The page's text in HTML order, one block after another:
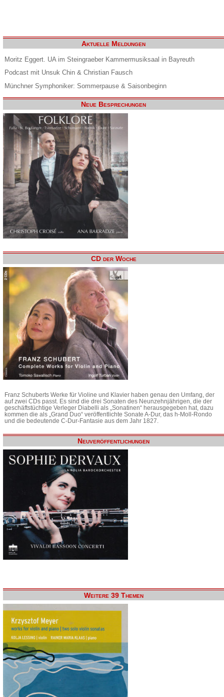
Aktuelle Meldungen
Moritz Eggert. UA im Steingraeber Kammermusiksaal in Bayreuth
Podcast mit Unsuk Chin & Christian Fausch
Münchner Symphoniker: Sommerpause & Saisonbeginn
Neue Besprechungen
CD der Woche
Franz Schuberts Werke für Violine und Klavier haben genau den Umfang, der
auf zwei CDs passt. Es sind die drei Sonaten des Neunzehnjährigen, die der
geschäftstüchtige Verleger Diabelli als „Sonatinen“ herausgegeben hat, dazu
kommen die als „Grand Duo“ veröffentlichte Sonate A-Dur, das h-Moll-Rondo
und die bedeutende C-Dur-Fantasie aus dem Jahr 1827.
Neuveröffentlichungen
Weitere 39 Themen